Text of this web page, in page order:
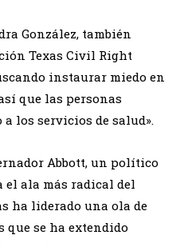
González, también
Texas Civil Right
instaurar miedo en
que las personas
los servicios de salud».
Abbott, un político
el ala más radical del
ha liderado una ola de
se ha extendido